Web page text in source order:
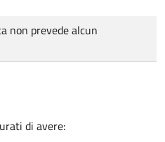
non prevede alcun
di avere: